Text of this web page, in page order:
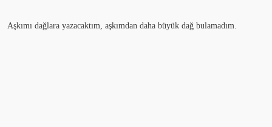
Aşkımı dağlara yazacaktım, aşkımdan daha büyük dağ bulamadım.